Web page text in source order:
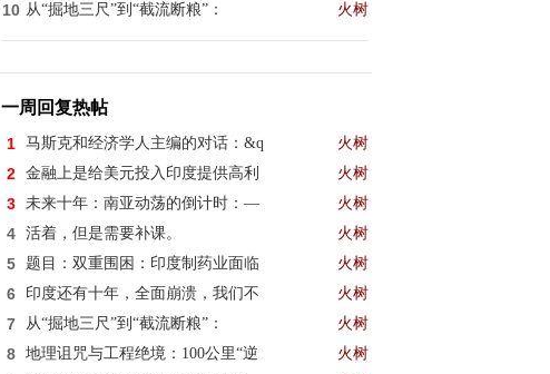
10 从“掘地三尺”到“截流断粮”： 火树
一周回复热帖
1 马斯克和经济学人主编的对话：&q 火树
2 金融上是给美元投入印度提供高利 火树
3 未来十年：南亚动荡的倒计时：— 火树
4 活着，但是需要补课。 火树
5 题目：双重围困：印度制药业面临 火树
6 印度还有十年，全面崩溃，我们不 火树
7 从“掘地三尺”到“截流断粮”： 火树
8 地理诅咒与工程绝境：100公里“逆 火树